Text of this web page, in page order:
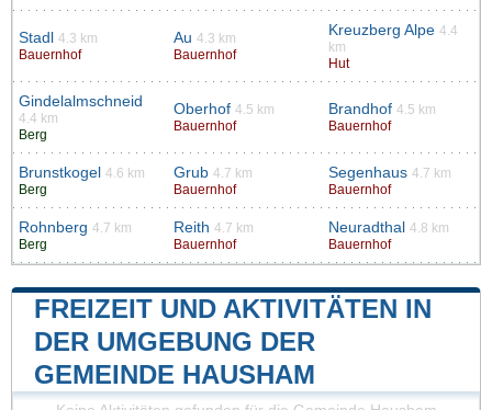
Stadl
4.3 km
Bauernhof
Au 4.3 km
Bauernhof
Kreuzberg Alpe 4.4
km
Hut
Gindelalmschneid
4.4 km
Berg
Oberhof 4.5 km
Bauernhof
Brandhof 4.5 km
Bauernhof
Brunstkogel 4.6 km
Berg
Grub 4.7 km
Bauernhof
Segenhaus 4.7 km
Bauernhof
Rohnberg 4.7 km
Berg
Reith 4.7 km
Bauernhof
Neuradthal
4.8 km
Bauernhof
FREIZEIT UND AKTIVITÄTEN IN
DER UMGEBUNG DER
GEMEINDE HAUSHAM